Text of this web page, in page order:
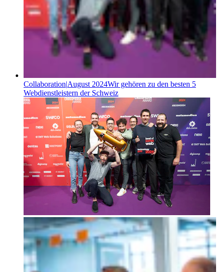
Collaboration|August 2024Wir gehören zu den besten 5
Webdienstleistern der Schweiz